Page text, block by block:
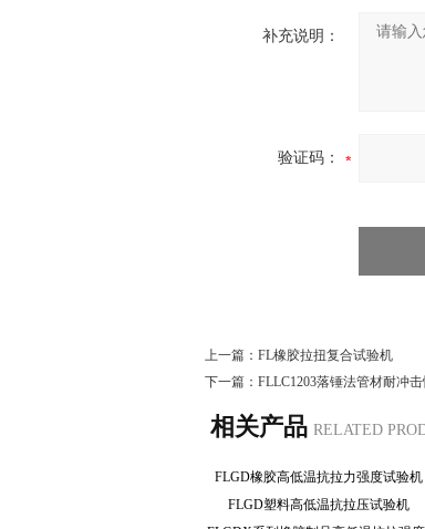
补充说明：
验证码：
上一篇： FL橡胶拉扭复合试验机
下一篇： FLLC1203落锤法管材耐冲
相关产品 RELATED
FLGD橡胶高低温抗拉力强度试验
FLGD塑料高低温抗拉压试验机